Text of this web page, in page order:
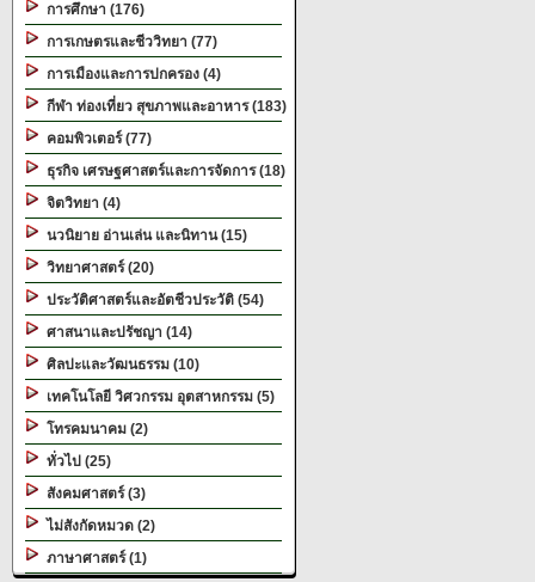
การศึกษา (176)
การเกษตรและชีววิทยา (77)
การเมืองและการปกครอง (4)
กีฬา ท่องเที่ยว สุขภาพและอาหาร (183)
คอมพิวเตอร์ (77)
ธุรกิจ เศรษฐศาสตร์และการจัดการ (18)
จิตวิทยา (4)
นวนิยาย อ่านเล่น และนิทาน (15)
วิทยาศาสตร์ (20)
ประวัติศาสตร์และอัตชีวประวัติ (54)
ศาสนาและปรัชญา (14)
ศิลปะและวัฒนธรรม (10)
เทคโนโลยี วิศวกรรม อุตสาหกรรม (5)
โทรคมนาคม (2)
ทั่วไป (25)
สังคมศาสตร์ (3)
ไม่สังกัดหมวด (2)
ภาษาศาสตร์ (1)